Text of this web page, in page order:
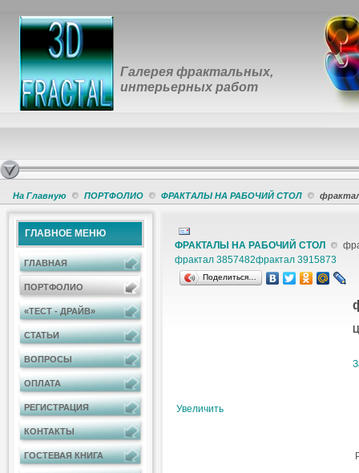
Галерея фрактальных,
интерьерных работ
На Главную ПОРТФОЛИО ФРАКТАЛЫ НА РАБОЧИЙ СТОЛ
ГЛАВНОЕ МЕНЮ
ГЛАВНАЯ
ПОРТФОЛИО
«ТЕСТ - ДРАЙВ»
СТАТЬИ
ВОПРОСЫ
ОПЛАТА
РЕГИСТРАЦИЯ
КОНТАКТЫ
ГОСТЕВАЯ КНИГА
ФРАКТАЛЫ НА РАБОЧИЙ СТОЛ
фрактал 3857482фрактал 3915873
Поделиться…
Увеличить